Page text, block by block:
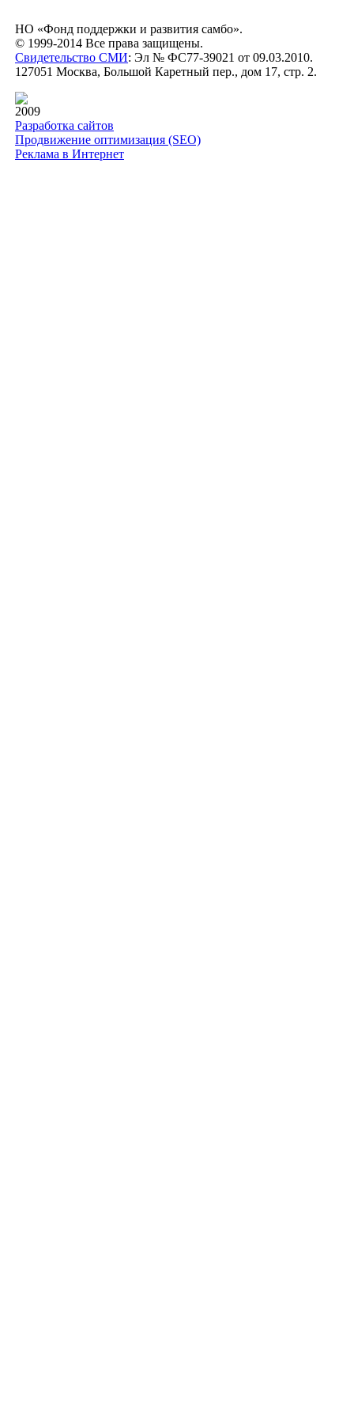
НО «Фонд поддержки и развития самбо».
© 1999-2014 Все права защищены.
Свидетельство СМИ: Эл № ФС77-39021 от 09.03.2010.
127051 Москва, Большой Каретный пер., дом 17, стр. 2.
2009
Разработка сайтов
Продвижение оптимизация (SEO)
Реклама в Интернет